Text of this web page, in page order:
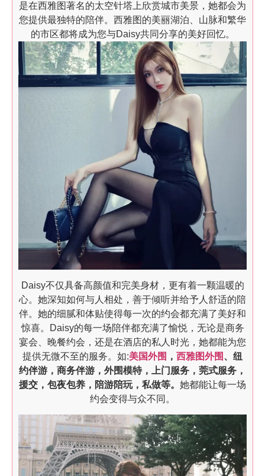
是在西雅图著名的太空针塔上欣赏城市美景，她都会为
您提供最独特的陪伴。西雅图的美丽湖泊、山脉和繁华
的市区都将成为您与Daisy共同分享的美好回忆。
Daisy不仅具备高颜值和完美身材，更有着一颗温暖的
心。她深知如何与人相处，善于倾听并给予人舒适的陪
伴。她的细腻和体贴使得每一次的约会都充满了美好和
惊喜。Daisy的每一场陪伴都充满了愉悦，无论是商务
宴会、晚餐约会，还是在酒店的私人时光，她都能为您
提供无微不至的服务。如:美国外围 ， 西雅图外围 、纽
约伴游，商务伴游，外围模特，上门服务，莞式服务，
援交，包夜包养， 陪游陪玩，私做等。 她都能让每一场
约会变得与众不同。